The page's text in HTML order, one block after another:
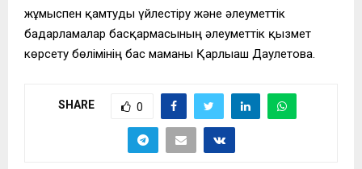
жұмыспен қамтуды үйлестіру және әлеуметтік
бағдарламалар басқармасының әлеуметтік қызмет
көрсету бөлімінің бас маманы Қарлығаш Даулетова.
SHARE 0